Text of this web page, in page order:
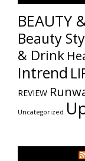
BEAUTY
Beauty
& Drink
Intrend
REVIEW
Uncategorized